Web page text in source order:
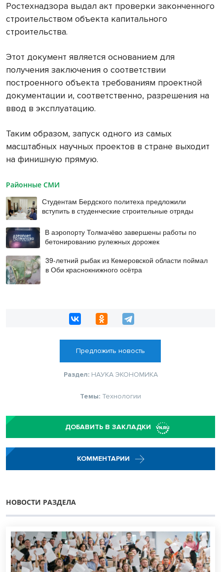
Ростехнадзора выдал акт проверки законченного
строительством объекта капитального
строительства.
Этот документ является основанием для
получения заключения о соответствии
построенного объекта требованиям проектной
документации и, соответственно, разрешения на
ввод в эксплуатацию.
Таким образом, запуск одного из самых
масштабных научных проектов в стране выходит
на финишную прямую.
Районные СМИ
Студентам Бердского политеха предложили
вступить в студенческие строительные отряды
В аэропорту Толмачёво завершены работы по
бетонированию рулежных дорожек
39-летний рыбак из Кемеровской области поймал
в Оби краснокнижного осётра
Предложить новость
Раздел: НАУКА ЭКОНОМИКА
Темы: Технологии
ДОБАВИТЬ В ЗАКЛАДКИ
КОММЕНТАРИИ
НОВОСТИ РАЗДЕЛА